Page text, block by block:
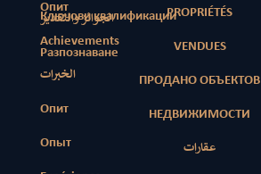
Ключови квалификации
الجوائز والتقدير
Разпознаване
Опит
Achievements
الخبرات
Опит
Опыт
PROPRIÉTÉS
VENDUES
ПРОДАНО ОБЪЕКТОВ
НЕДВИЖИМОСТИ
عقارات